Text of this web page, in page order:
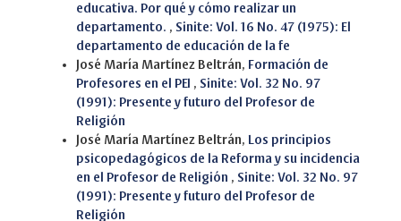
educativa. Por qué y cómo realizar un
departamento. , Sinite: Vol. 16 No. 47 (1975): El
departamento de educación de la fe
José María Martínez Beltrán, Formación de
Profesores en el PEI , Sinite: Vol. 32 No. 97
(1991): Presente y futuro del Profesor de
Religión
José María Martínez Beltrán, Los principios
psicopedagógicos de la Reforma y su incidencia
en el Profesor de Religión , Sinite: Vol. 32 No. 97
(1991): Presente y futuro del Profesor de
Religión